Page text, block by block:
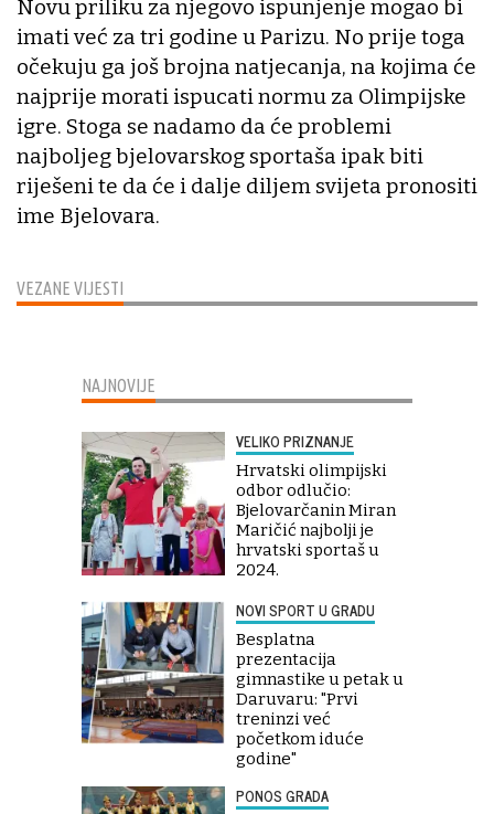
VEZANE VIJESTI
Novu priliku za njegovo ispunjenje mogao bi
imati već za tri godine u Parizu. No prije toga
očekuju ga još brojna natjecanja, na kojima će
najprije morati ispucati normu za Olimpijske
igre. Stoga se nadamo da će problemi
najboljeg bjelovarskog sportaša ipak biti
riješeni te da će i dalje diljem svijeta pronositi
ime Bjelovara.
NAJNOVIJE
VELIKO PRIZNANJE
Hrvatski olimpijski
odbor odlučio:
Bjelovarčanin Miran
Maričić najbolji je
hrvatski sportaš u
2024.
NOVI SPORT U GRADU
Besplatna
prezentacija
gimnastike u petak u
Daruvaru: "Prvi
treninzi već
početkom iduće
godine"
PONOS GRADA